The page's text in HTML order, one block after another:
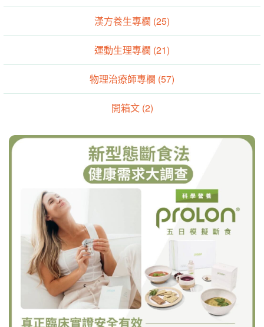
漢方養生專欄 (25)
運動生理專欄 (21)
物理治療師專欄 (57)
開箱文 (2)